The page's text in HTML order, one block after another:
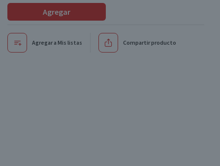
Agregar
Agregar a Mis listas Compartir producto